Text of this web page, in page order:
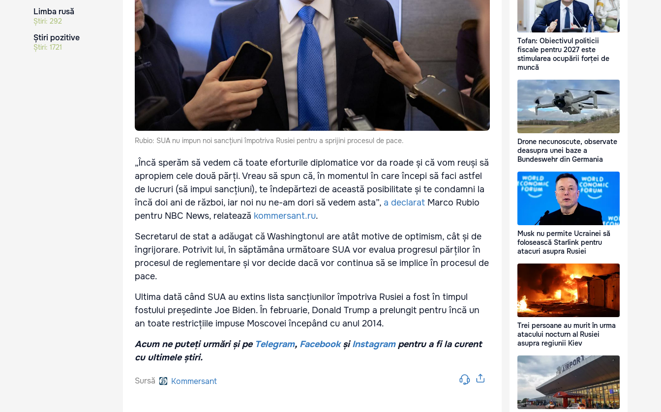
Limba rusă
Știri: 292
Știri pozitive
Știri: 1721
Rubio: SUA nu impun noi sancțiuni împotriva Rusiei pentru a sprijini procesul de pace.
„Încă sperăm să vedem că toate eforturile diplomatice vor da roade și că vom reuși să
apropiem cele două părți. Vreau să spun că, în momentul în care începi să faci astfel
de lucruri (să impui sancțiuni), te îndepărtezi de această posibilitate și te condamni la
încă doi ani de război, iar noi nu ne-am dori să vedem asta”, a declarat Marco Rubio
pentru NBC News, relatează kommersant.ru.
Secretarul de stat a adăugat că Washingtonul are atât motive de optimism, cât și de
îngrijorare. Potrivit lui, în săptămâna următoare SUA vor evalua progresul părților în
procesul de reglementare și vor decide dacă vor continua să se implice în procesul de
pace.
Ultima dată când SUA au extins lista sancțiunilor împotriva Rusiei a fost în timpul
fostului președinte Joe Biden. În februarie, Donald Trump a prelungit pentru încă un
an toate restricțiile impuse Moscovei începând cu anul 2014.
Acum ne puteți urmări și pe Telegram, Facebook șiInstagrampentru a fi la curent
cu ultimele știri.
Sursă Kommersant
Tofan: Obiectivul politicii
fiscale pentru 2027 este
stimularea ocupării forței de
muncă
Drone necunoscute, observate
deasupra unei baze a
Bundeswehr din Germania
Musk nu permite Ucrainei să
folosească Starlink pentru
atacuri asupra Rusiei
Trei persoane au murit în urma
atacului nocturn al Rusiei
asupra regiunii Kiev